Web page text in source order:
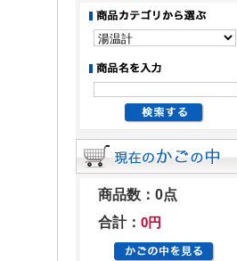
商品数：0点
合計： 0円